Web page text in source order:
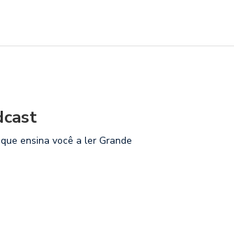
ensina você a ler Grande